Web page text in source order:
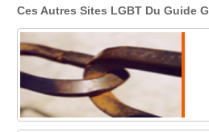
Ces Autres Sites LGBT Du Guide